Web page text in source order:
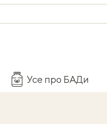
Усе про БАДи